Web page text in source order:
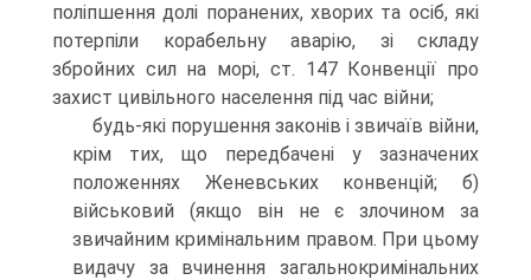
поліпшення долі поранених, хворих та осіб, які
потерпіли корабельну аварію, зі складу
збройних сил на морі, ст. 147 Конвенції про
захист цивільного населення під час війни;
будь-які порушення законів і звичаїв війни,
крім тих, що передбачені у зазначених
положеннях Женевських конвенцій; б)
військовий (якщо він не є злочином за
звичайним кримінальним правом. При цьому
видачу за вчинення загальнокримінальних